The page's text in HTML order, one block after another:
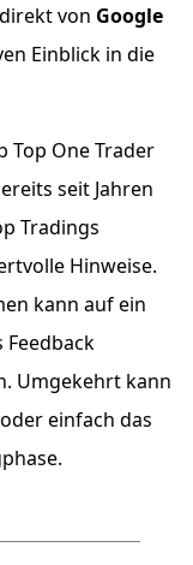
von Google
Einblick in die
Top One Trader
seit Jahren
Tradings
Hinweise.
kann auf ein
Umgekehrt kann
einfach das